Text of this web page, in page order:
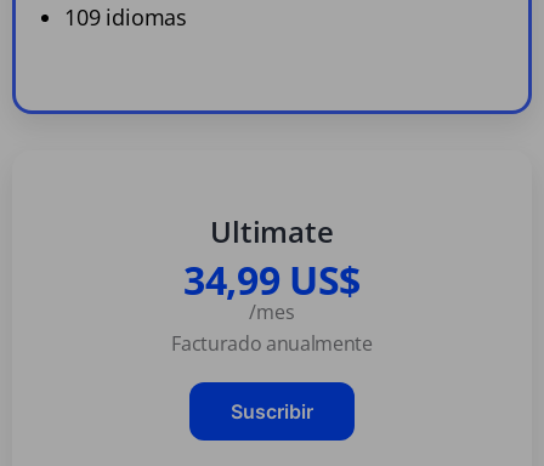
109 idiomas
Ultimate
34,99 US$
/mes
Facturado anualmente
Suscribir